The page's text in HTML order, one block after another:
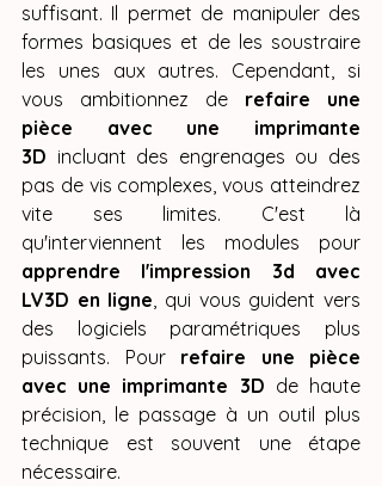
suffisant. Il permet de manipuler des
formes basiques et de les soustraire
les unes aux autres. Cependant, si
vous ambitionnez de refaire une
pièce avec une imprimante
3D incluant des engrenages ou des
pas de vis complexes, vous atteindrez
vite ses limites. C'est là
apprendre l'impression 3d avec
LV3D en ligne, qui vous guident vers
des logiciels paramétriques plus
puissants. Pour refaire une pièce
avec une imprimante 3D de haute
précision, le passage à un outil plus
technique est souvent une étape
nécessaire.